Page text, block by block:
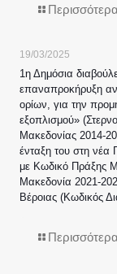
Περισσότερα
19/03/2025
1η Δημόσια
επαναπροκήρυξη
ορίων, για την
εξοπλισμού»
Μακεδονίας 2014-
ένταξη του στη νέα
με Κωδικό Πράξης
Μακεδονία 2021-
Βέροιας (Κωδικός
Περισσότερα